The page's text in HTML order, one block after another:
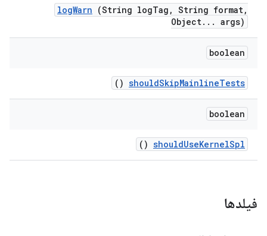
logWarn (String logTag , String format,
Object. . . args)
boolean
shouldSkipMainlineTests
()
boolean
shouldUseKernelSpl
()
فیلدها